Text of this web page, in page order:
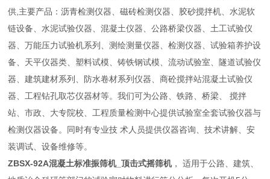
供,主要产品：沥青检测仪器、磁砖检测仪器、胶砂搅拌机、水泥软
链设备、水泥试验仪器、混凝土仪器、公路桥梁仪器、土工试验仪
器、万能压力试验机系列、测绘测量仪器、检测仪器、试验箱养护设
备、天平仪器类、塑料试模、铸铁钢试模、流动试验室、隧道试验仪
器、建筑建材系列、防水卷材系列仪器、商砼搅拌站混凝土试验仪
器、工程钻孔取芯仪器材等。我们可为公路、铁路、桥梁、 搅拌
站、市政、大专院校、工程质量检测中心提供试验室全套试验仪器与
检测仪器设备。同时有专业技 术人员提供仪器咨询、技术讲解、安
装调试、设备维修等。
ZBSX-92A混凝土标准振筛机_顶击式摇筛机， 适用于公路、建筑、